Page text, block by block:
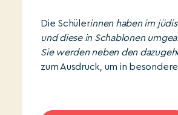
Die Schülerinnen haben im
und diese in Schablonen
Sie werden neben den
zum Ausdruck, um in